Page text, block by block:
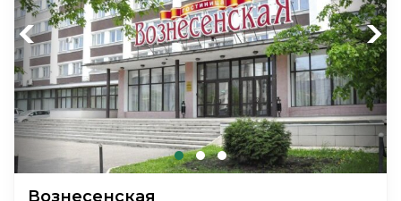
Previous Next
Вознесенская